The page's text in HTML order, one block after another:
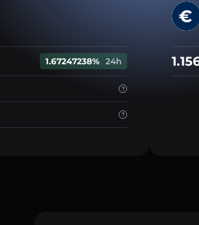
1.67247238% 24h